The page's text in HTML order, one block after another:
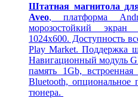
Штатная магнитола
Aveo, платформа
морозостойкий
1024х600. Доступность
Play Market. Поддержка
Навигационный модуль
память 1Gb,
Bluetooth,
тюнера.